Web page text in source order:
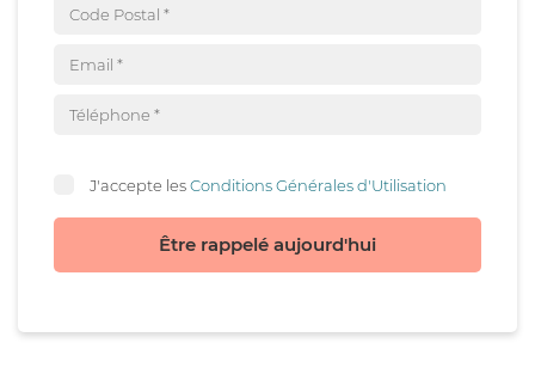
J'accepte lesConditions Générales d'Utilisation
Être rappelé aujourd'hui